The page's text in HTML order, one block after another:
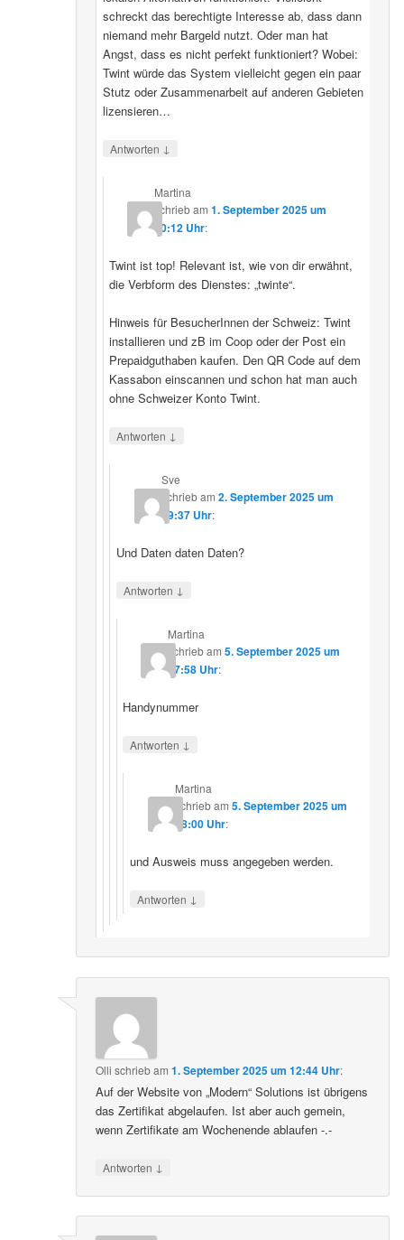
schreckt das berechtigte Interesse ab, dass dann
niemand mehr Bargeld nutzt. Oder man hat
Angst, dass es nicht perfekt funktioniert? Wobei:
Twint würde das System vielleicht gegen ein paar
Stutz oder Zusammenarbeit auf anderen Gebieten
lizensieren…
Antworten ↓
Martina
schriebam1. September 2025 um
20:12 Uhr:
Twint ist top! Relevant ist, wie von dir erwähnt,
die Verbform des Dienstes: „twinte“.
Hinweis für BesucherInnen der Schweiz: Twint
installieren und zB im Coop oder der Post ein
Prepaidguthaben kaufen. Den QR Code auf dem
Kassabon einscannen und schon hat man auch
ohne Schweizer Konto Twint.
Antworten ↓
Sve
schriebam 2. September 2025 um
19:37 Uhr:
Und Daten daten Daten?
Antworten ↓
Martina
schriebam5. September 2025 um
17:58 Uhr:
Handynummer
Antworten ↓
Martina
schriebam 5. September 2025 um
18:00 Uhr:
und Ausweis muss angegeben werden.
Antworten ↓
Olli schriebam1. September 2025 um 12:44 Uhr:
Auf der Website von „Modern“ Solutions ist übrigens
das Zertifikat abgelaufen. Ist aber auch gemein,
wenn Zertifikate am Wochenende ablaufen -.-
Antworten ↓